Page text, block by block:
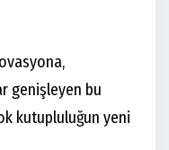
genişleyen bu
kutupluluğun yeni